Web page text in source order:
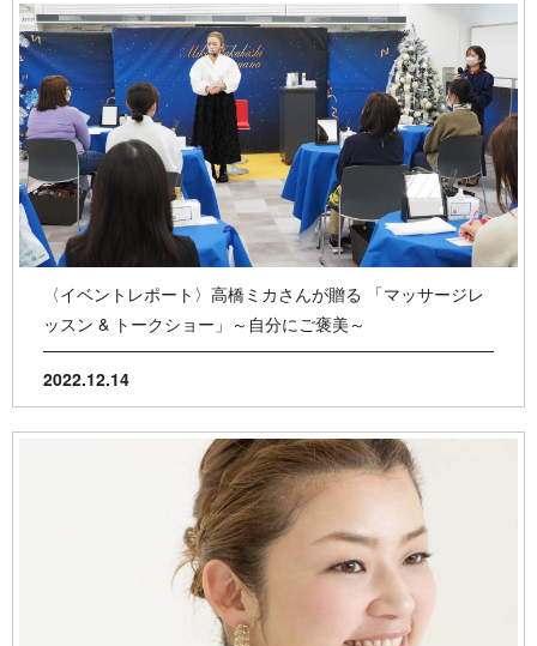
〈イベントレポート〉高橋ミカさんが贈る 「マッサージレ
ッスン & トークショー」～自分にご褒美～
2022.12.14